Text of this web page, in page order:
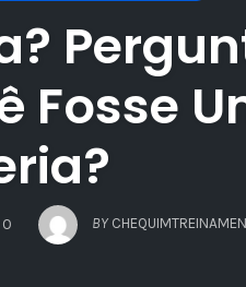
Fosse
0
COMMENTS
BY